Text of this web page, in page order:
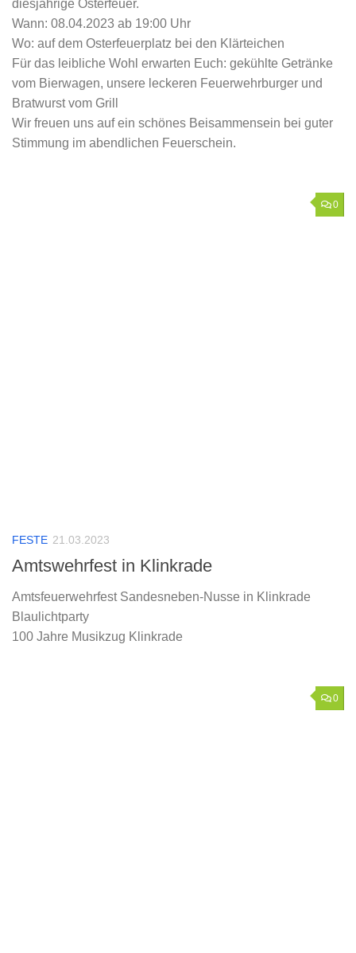
diesjährige Osterfeuer.
Wann: 08.04.2023 ab 19:00 Uhr
Wo: auf dem Osterfeuerplatz bei den Klärteichen
Für das leibliche Wohl erwarten Euch: gekühlte Getränke
vom Bierwagen, unsere leckeren Feuerwehrburger und
Bratwurst vom Grill
Wir freuen uns auf ein schönes Beisammensein bei guter
Stimmung im abendlichen Feuerschein.
0
FESTE 21.03.2023
Amtswehrfest in Klinkrade
Amtsfeuerwehrfest Sandesneben-Nusse in Klinkrade
Blaulichtparty
100 Jahre Musikzug Klinkrade
0